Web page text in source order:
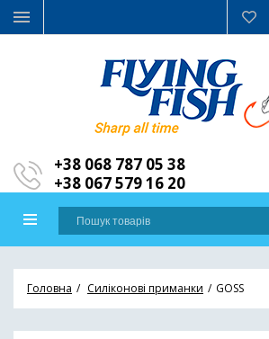
+38 068 787 05 38
+38 067 579 16 20
Головна Силіконові приманки GOSS